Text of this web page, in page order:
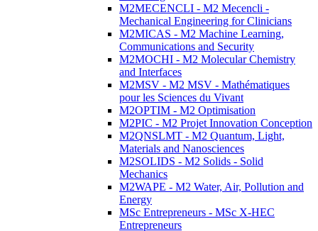
M2MECENCLI - M2 Mecencli -
Mechanical Engineering for Clinicians
M2MICAS - M2 Machine Learning,
Communications and Security
M2MOCHI - M2 Molecular Chemistry
and Interfaces
M2MSV - M2 MSV - Mathématiques
pour les Sciences du Vivant
M2OPTIM - M2 Optimisation
M2PIC - M2 Projet Innovation Conception
M2QNSLMT - M2 Quantum, Light,
Materials and Nanosciences
M2SOLIDS - M2 Solids - Solid
Mechanics
M2WAPE - M2 Water, Air, Pollution and
Energy
MSc Entrepreneurs - MSc X-HEC
Entrepreneurs